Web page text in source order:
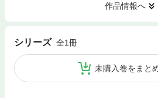
作品情報へ
シリーズ 全1冊
未購入巻をまと